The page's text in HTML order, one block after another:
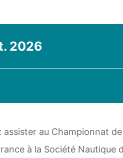
2026
assister au Championnat
à la Société Nautique